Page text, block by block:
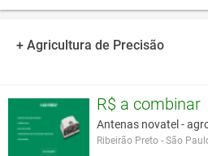
*Tecnologia de compensação de
*Capaz de ser instalado em mais de
Você assume toda a responsabilidade pela
este anúncio é contra a política de Agroads?
+ Agricultura de Precisão
R$ a combinar
Antenas novatel -
Ribeirão Preto - São